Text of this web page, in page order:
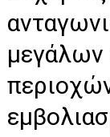
ΗΠΕΙΡΟΣ
ΠΡΕΒΕΖΑ
ΑΡΤΑ
ΙΩΑΝΝΙΝΑ
ΘΕΣΠΡΩΤΙΑ
μεγάλων